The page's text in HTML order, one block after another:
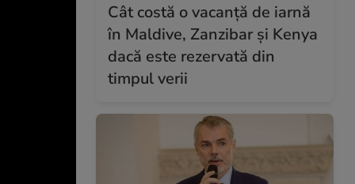
Cât costă o vacanță de iarnă
în Maldive, Zanzibar și Kenya
dacă este rezervată din
timpul verii